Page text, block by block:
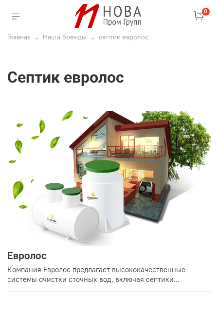
0
Главная Наши бренды септик евролос
септик евролос
Евролос
Компания Евролос предлагает высококачественные
системы очистки сточных вод, включая септики...